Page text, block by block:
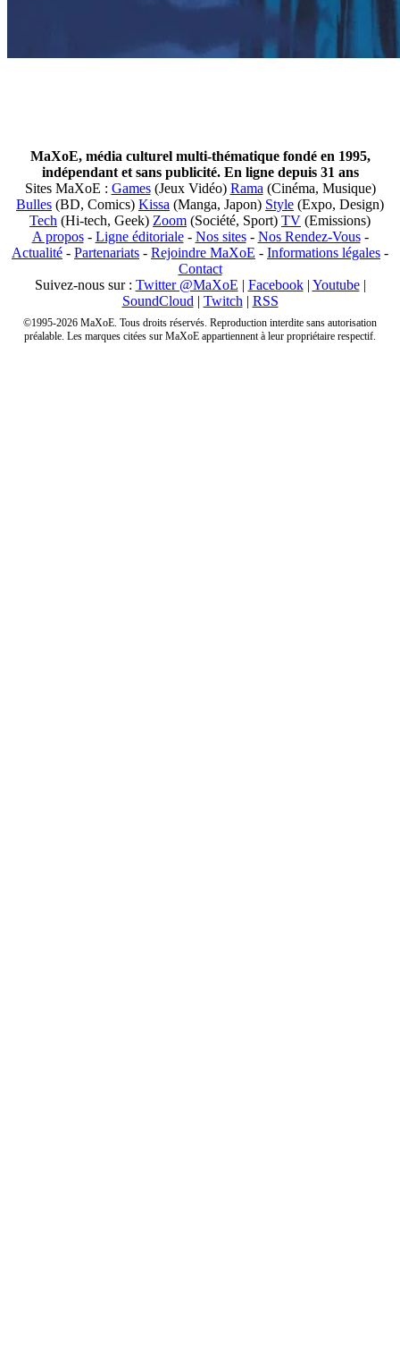
MaXoE, média culturel multi-thématique fondé en 1995,
indépendant et sans publicité. En ligne depuis 31 ans
Sites MaXoE : Games(Jeux Vidéo) Rama (Cinéma, Musique)
Bulles (BD, Comics) Kissa (Manga, Japon) Style (Expo, Design)
Tech (Hi-tech, Geek) Zoom (Société, Sport) TV (Emissions)
A propos- Ligne éditoriale- Nos sites- Nos Rendez-Vous-
Actualité - Partenariats - Rejoindre MaXoE - Informations légales -
Contact
Suivez-nous sur : Twitter @MaXoE | Facebook| Youtube|
SoundCloud | Twitch | RSS
©1995-2026 MaXoE. Tous droits réservés. Reproduction interdite sans autorisation
préalable. Les marques citées sur MaXoE appartiennent à leur propriétaire respectif.